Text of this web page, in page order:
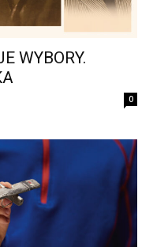
WYBORY.
0